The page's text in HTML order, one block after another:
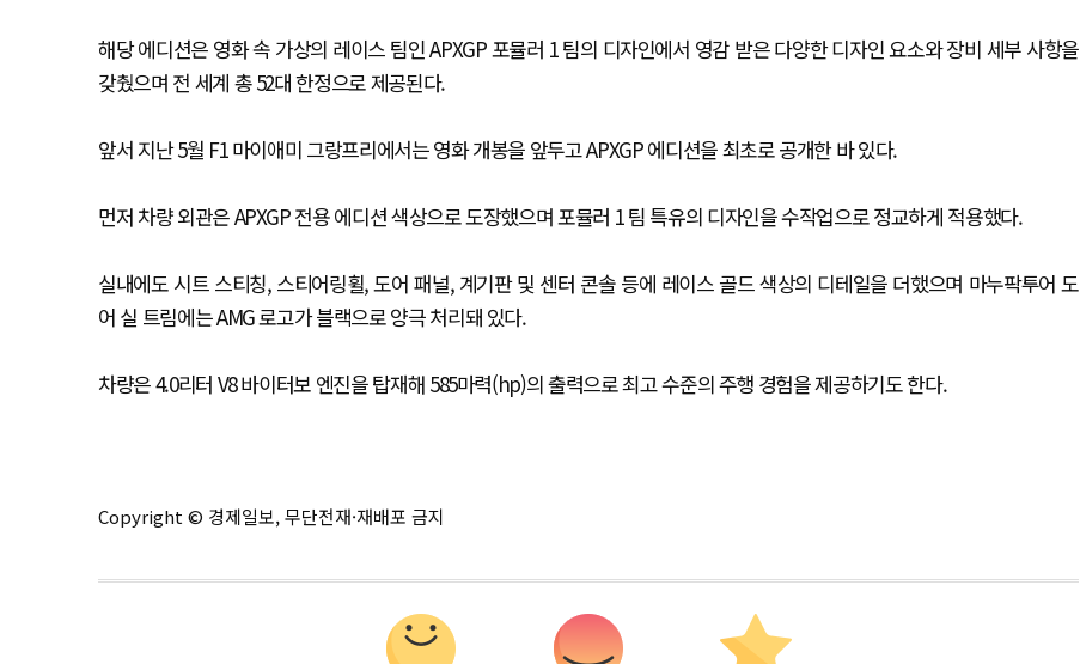
해당 에디션은 영화 속 가상의 레이스 팀인 APXGP 포뮬러 1 팀의 디자인에서 영감 받은 다양한 디자인 요소와 장비 세부 사항을
갖췄으며 전 세계 총 52대 한정으로 제공된다.
앞서 지난 5월 F1 마이애미 그랑프리에서는 영화 개봉을 앞두고 APXGP 에디션을 최초로 공개한 바 있다.
먼저 차량 외관은 APXGP 전용 에디션 색상으로 도장했으며 포뮬러 1 팀 특유의 디자인을 수작업으로 정교하게 적용했다.
실내에도 시트 스티칭, 스티어링휠, 도어 패널, 계기판 및 센터 콘솔 등에 레이스 골드 색상의 디테일을 더했으며 마누팍투어 도
어 실 트림에는 AMG 로고가 블랙으로 양극 처리돼 있다.
차량은 4.0리터 V8 바이터보 엔진을 탑재해 585마력(hp)의 출력으로 최고 수준의 주행 경험을 제공하기도 한다.
Copyright © 경제일보, 무단전재·재배포 금지